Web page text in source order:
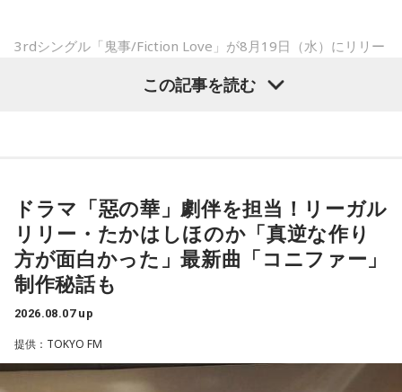
――実戦復帰まで4ヶ月という診断のもと、ファームで最初に
ラーが出たり、身体との感覚がつながりずらかったりするな
かで、本当にトレーナーさんのおかげでうまくやっていただ
きました」
――石垣島で自主トレをともにした後輩である篠原響投手の
活躍をどうご覧になられましたか？
山田「球速がすごくて、僕も追いつけるように頑張ります」
3rdシングル「鬼事/Fiction Love」が8月19日（水）にリリー
ティを初めて担当する。番組では、新曲「鬼事/Fiction
盛りだくさんの内容でお届けする一夜限りの特別番組『中島
健人のオールナイトニッポン』は8月14日(金)25時からニッポ
ン放送をキーステーションに全国ネットで放送。
◎メールテーマ『鬼事』
この記事を読む
ドラマ「惡の華」劇伴を担当！リーガル
リリー・たかはしほのか「真逆な作り
方が面白かった」最新曲「コニファー」
制作秘話も
2026.08.07 up
提供：TOKYO FM